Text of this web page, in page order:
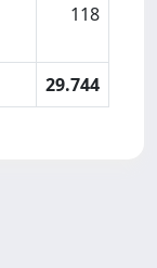
118
29.744